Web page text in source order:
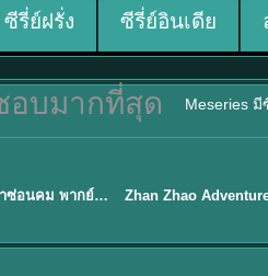
ซีรี่ย์ฝรั่ง ซีรี่ย์อินเดีย
อบมากที่สุด Meseries
Blossom of Power (2026) บุหงาซ่อนคม พากย์ไทย ซับไทย EP1-36 ★5